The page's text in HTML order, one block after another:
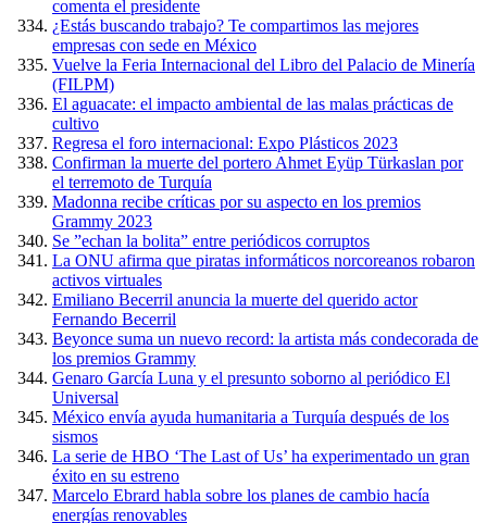
comenta el presidente
¿Estás buscando trabajo? Te compartimos las mejores
empresas con sede en México
Vuelve la Feria Internacional del Libro del Palacio de Minería
(FILPM)
El aguacate: el impacto ambiental de las malas prácticas de
cultivo
Regresa el foro internacional: Expo Plásticos 2023
Confirman la muerte del portero Ahmet Eyüp Türkaslan por
el terremoto de Turquía
Madonna recibe críticas por su aspecto en los premios
Grammy 2023
Se ”echan la bolita” entre periódicos corruptos
La ONU afirma que piratas informáticos norcoreanos robaron
activos virtuales
Emiliano Becerril anuncia la muerte del querido actor
Fernando Becerril
Beyonce suma un nuevo record: la artista más condecorada de
los premios Grammy
Genaro García Luna y el presunto soborno al periódico El
Universal
México envía ayuda humanitaria a Turquía después de los
sismos
La serie de HBO ‘The Last of Us’ ha experimentado un gran
éxito en su estreno
Marcelo Ebrard habla sobre los planes de cambio hacía
energías renovables